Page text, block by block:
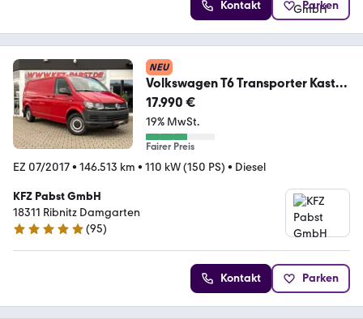
Kontakt Parken
NEU
Volkswagen T6 Transporter Kasten
lang 4Motion
17.990 €
19% MwSt.
Fairer Preis
EZ 07/2017• 146.513 km • 110 kW (150 PS) • Diesel
KFZ Pabst GmbH
18311 Ribnitz Damgarten
4.9 Sterne
(95)
Kontakt Parken